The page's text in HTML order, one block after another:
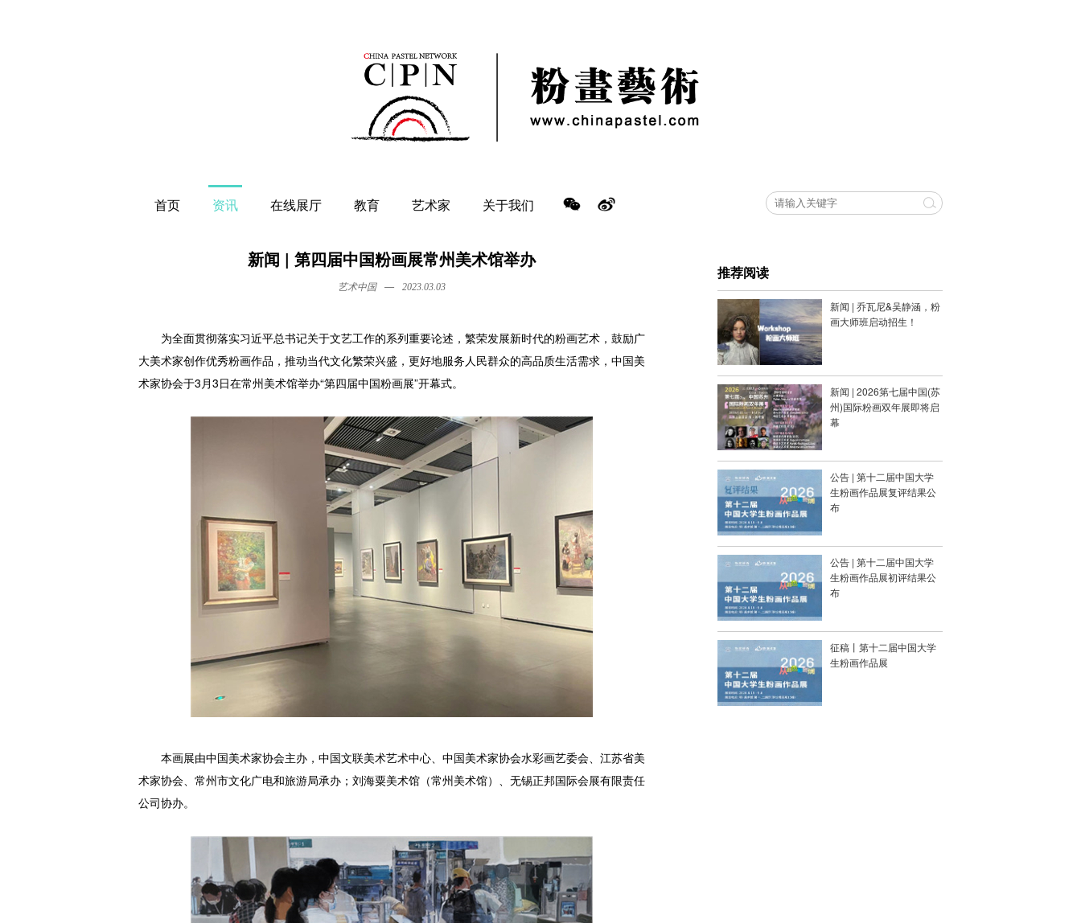
首页 资讯 在线展厅 教育 艺术家 关于我们
新闻 | 第四届中国粉画展常州美术馆举办
艺术中国 — 2023.03.03
为全面贯彻落实习近平总书记关于文艺工作的系列重要论述，繁荣发展新时代的粉画艺术，鼓励广
大美术家创作优秀粉画作品，推动当代文化繁荣兴盛，更好地服务人民群众的高品质生活需求，中国美
术家协会于3月3日在常州美术馆举办“第四届中国粉画展”开幕式。
本画展由中国美术家协会主办，中国文联美术艺术中心、中国美术家协会水彩画艺委会、江苏省美
术家协会、常州市文化广电和旅游局承办；刘海粟美术馆（常州美术馆）、无锡正邦国际会展有限责任
公司协办。
推荐阅读
新闻 | 乔瓦尼&吴静涵，粉
画大师班启动招生！
新闻 | 2026第七届中国(苏
州)国际粉画双年展即将启
幕
公告 | 第十二届中国大学
生粉画作品展复评结果公
布
公告 | 第十二届中国大学
生粉画作品展初评结果公
布
征稿丨第十二届中国大学
生粉画作品展